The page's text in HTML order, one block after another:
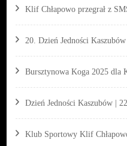
Klif Chłapowo przegrał z
20. Dzień Jedności
Bursztynowa Koga 2025 dla
Dzień Jedności Kaszubów |
Klub Sportowy Klif